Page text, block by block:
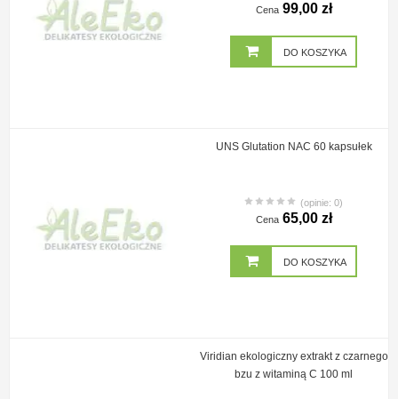
Cena 99,00 zł
DO KOSZYKA
UNS Glutation NAC 60 kapsułek
(opinie: 0)
Cena 65,00 zł
DO KOSZYKA
Viridian ekologiczny extrakt z czarnego
bzu z witaminą C 100 ml